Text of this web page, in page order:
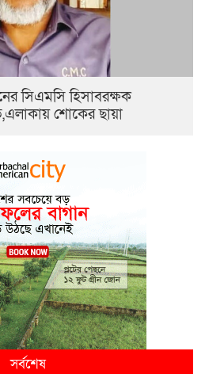
সিএমসি হিসাবরক্ষক
শোকের ছায়া
সর্বশেষ